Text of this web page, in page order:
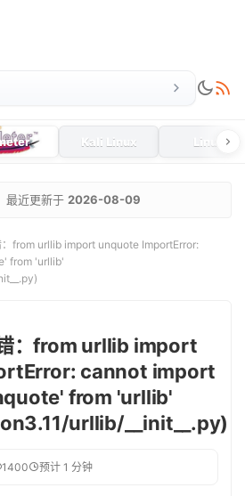
Kali Linux Linux
最近更新于 2026-08-09
from urllib import unquote ImportError:
from 'urllib'
：from urllib import
cannot import
from 'urllib'
urllib/__init__.py)
1400 预计 1 分钟